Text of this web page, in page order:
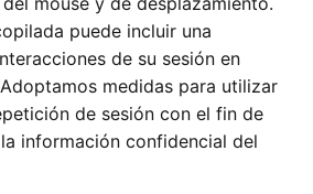
puede incluir una
de su sesión en
medidas para utilizar
de sesión con el fin de
información confidencial del